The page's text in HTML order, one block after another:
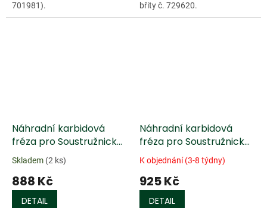
701981).
břity č. 729620.
Náhradní karbidová
fréza pro Soustružnická
dláta Crown, Ø 8 mm
Skladem (2 ks)
888 Kč
DETAIL
Náhradní karbidová
fréza pro Soustružnické
dláto Crown s frézou
Wolfram Extreme,
kloubová hlava, XL
K objednání (3-8 týdny)
925 Kč
DETAIL